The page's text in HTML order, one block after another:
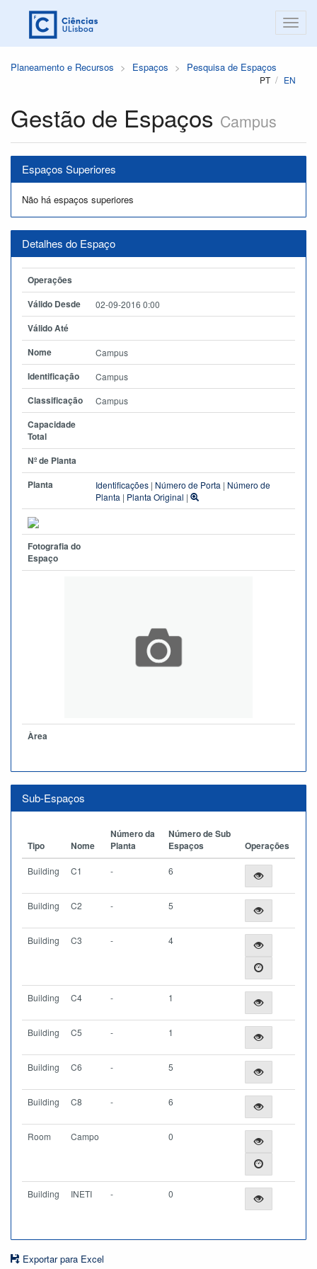
Planeamento e Recursos Espaços Pesquisa de Espaços
PT EN
Gestão de Espaços Campus
Espaços Superiores
Não há espaços superiores
Detalhes do Espaço
Operações
Válido Desde
02-09-2016 0:00
Válido Até
Nome
Campus
Identificação Campus
Classificação Campus
Capacidade
Total
Nº de Planta
Planta
Identificações | Número de Porta | Número de
Planta | Planta Original |
Fotografia do
Espaço
Àrea
Sub-Espaços
Tipo Nome
Número da
Planta
Número de Sub
Espaços
Operações
Building C1 - 6
Building C2 - 5
Building C3 - 4
Building C4 - 1
Building C5 - 1
Building C6 - 5
Building C8 - 6
Room Campo 0
Building INETI - 0
Exportar para Excel